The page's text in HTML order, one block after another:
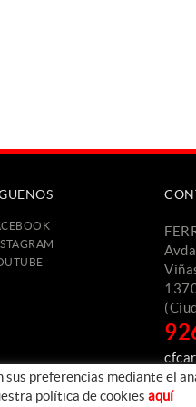
preferencias mediante el
política de cookies aquí